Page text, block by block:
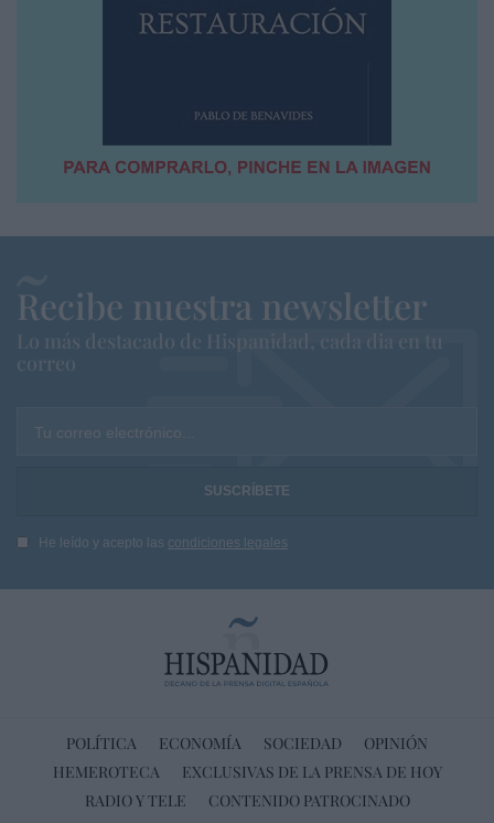
Recibe nuestra newsletter
Lo más destacado de Hispanidad, cada dia en tu
correo
Tu correo electrónico...
He leído y acepto las condiciones legales
POLÍTICA ECONOMÍA SOCIEDAD
OPINIÓN
HEMEROTECA
EXCLUSIVAS DE LA PRENSA DE HOY
RADIO Y TELE
CONTENIDO PATROCINADO